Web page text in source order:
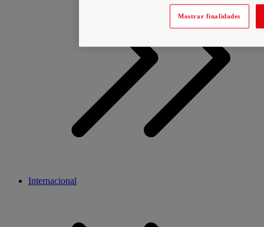
Internacional
Mostrar finalidades